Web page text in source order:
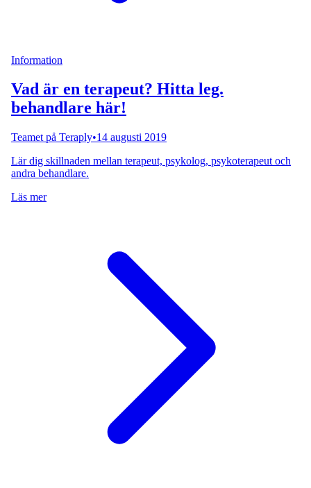
Information
Vad är en terapeut? Hitta leg.
behandlare här!
Teamet på Teraply•14 augusti 2019
Lär dig skillnaden mellan terapeut, psykolog, psykoterapeut och
andra behandlare.
Läs mer